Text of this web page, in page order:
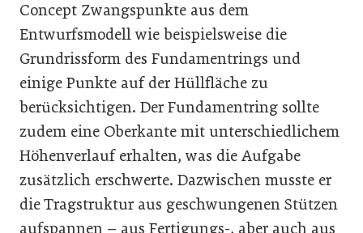
Concept Zwangspunkte aus dem
Entwurfsmodell wie beispielsweise die
Grundrissform des Fundamentrings und
einige Punkte auf der Hüllfläche zu
berücksichtigen. Der Fundamentring sollte
zudem eine Oberkante mit unterschiedlichem
Höhenverlauf erhalten, was die Aufgabe
zusätzlich erschwerte. Dazwischen musste er
die Tragstruktur aus geschwungenen Stützen
aufspannen – aus Fertigungs-, aber auch aus